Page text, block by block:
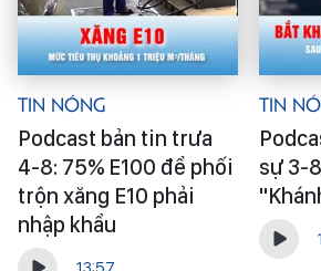
Tin Nóng
Podcast bản tin trưa
4-8: 75% E100 để phối
trộn xăng E10 phải
nhập khẩu
Tin
sự 3-